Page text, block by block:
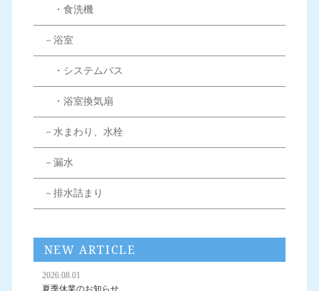
・食洗機
－浴室
・システムバス
・浴室換気扇
－水まわり、水栓
－漏水
－排水詰まり
NEW ARTICLE
2026.08.01
夏季休業のお知らせ